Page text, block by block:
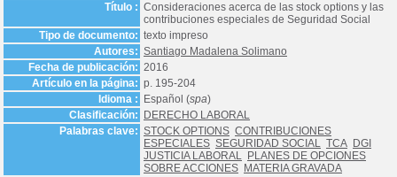
Título : Consideraciones acerca de las stock options y las
contribuciones especiales de Seguridad Social
Tipo de documento: texto impreso
Autores: Santiago Madalena Solimano
Fecha de publicación: 2016
Artículo en la página: p. 195-204
Idioma :
Español (spa)
Clasificación:
DERECHO LABORAL
Palabras clave: STOCK OPTIONS CONTRIBUCIONES
ESPECIALES SEGURIDAD SOCIAL TCA DGI
JUSTICIA LABORAL PLANES DE OPCIONES
SOBRE ACCIONES MATERIA GRAVADA